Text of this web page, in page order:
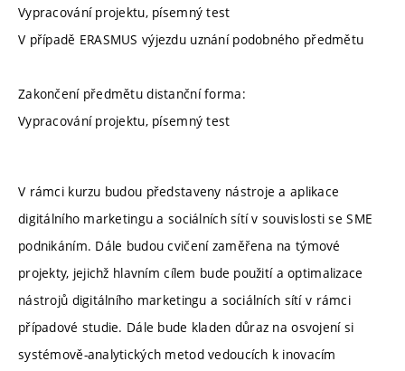
Vypracování projektu, písemný test
V případě ERASMUS výjezdu uznání podobného předmětu
Zakončení předmětu distanční forma:
Vypracování projektu, písemný test
V rámci kurzu budou představeny nástroje a aplikace
digitálního marketingu a sociálních sítí v souvislosti se SME
podnikáním. Dále budou cvičení zaměřena na týmové
projekty, jejichž hlavním cílem bude použití a optimalizace
nástrojů digitálního marketingu a sociálních sítí v rámci
případové studie. Dále bude kladen důraz na osvojení si
systémově-analytických metod vedoucích k inovacím